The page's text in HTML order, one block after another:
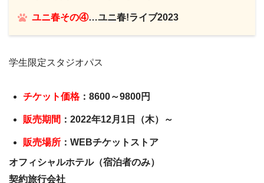
ユニ春その④…ユニ春!ライブ2023
学生限定スタジオパス
チケット価格：8600～9800円
販売期間 ：2022年12月1日（木）～
販売場所 ：WEBチケットストア
オフィシャルホテル（宿泊者のみ）
契約旅行会社